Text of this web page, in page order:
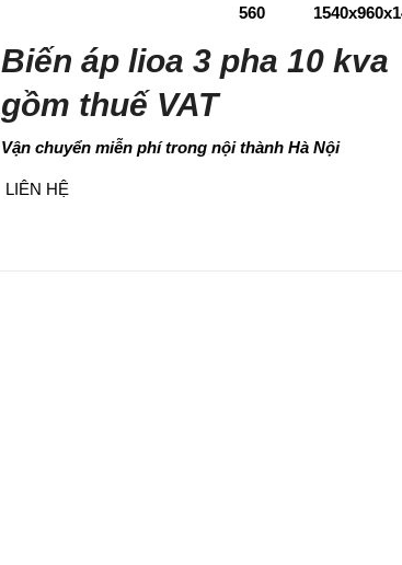
560
Biến áp lioa 3 pha 10
gồm thuế VAT
Vận chuyển miễn phí trong nội thành Hà Nội
LIÊN HỆ